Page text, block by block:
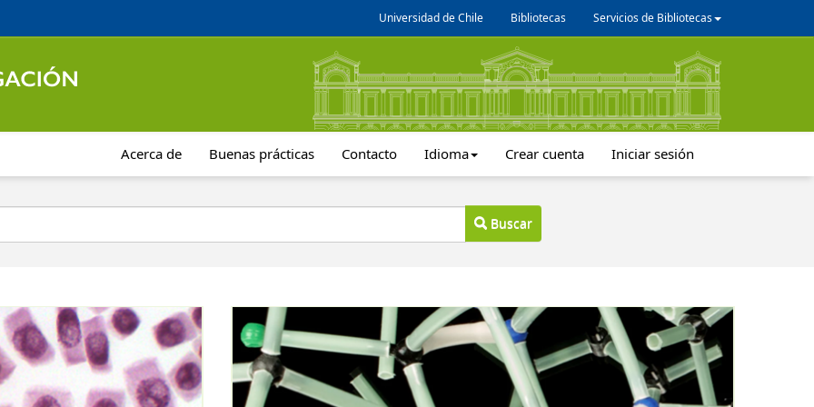
Universidad de Chile Bibliotecas Servicios de Bibliotecas
Acerca de Buenas prácticas Contacto Idioma Crear cuenta Iniciar sesión
Buscar